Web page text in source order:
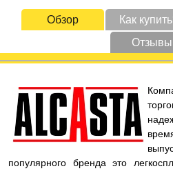
Обзор Как
Отзывы
популярного бренда это